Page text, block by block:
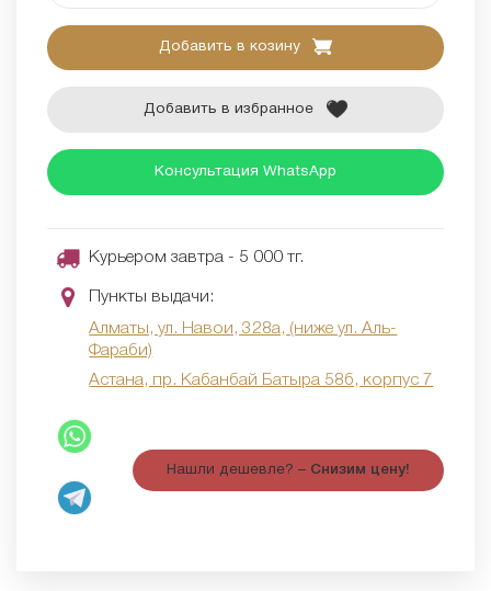
Добавить в козину
Добавить в избранное
Консультация WhatsApp
Курьером завтра - 5 000 тг.
Пункты выдачи:
Алматы, ул. Навои, 328а, (ниже ул. Аль-
Фараби)
Астана, пр. Кабанбай Батыра 58б, корпус 7
Нашли дешевле? – Снизим цену!